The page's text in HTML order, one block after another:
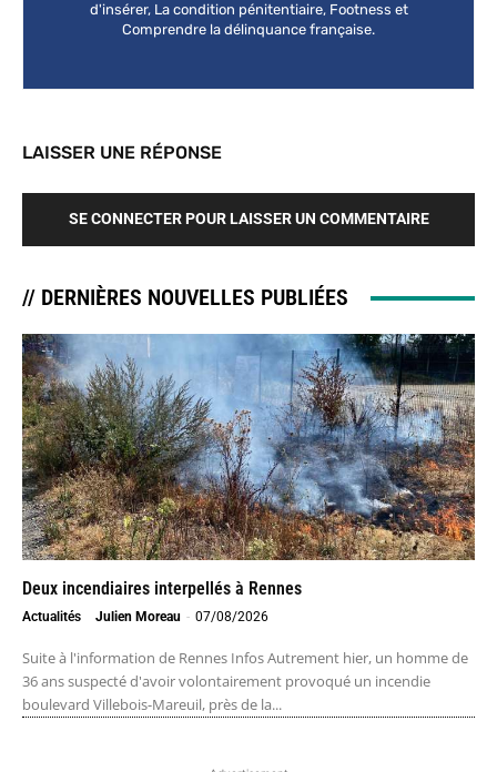
d'insérer, La condition pénitentiaire, Footness et
Comprendre la délinquance française.
LAISSER UNE RÉPONSE
SE CONNECTER POUR LAISSER UN COMMENTAIRE
// DERNIÈRES NOUVELLES PUBLIÉES
Deux incendiaires interpellés à Rennes
Actualités Julien Moreau - 07/08/2026
Suite à l'information de Rennes Infos Autrement hier, un homme de
36 ans suspecté d'avoir volontairement provoqué un incendie
boulevard Villebois-Mareuil, près de la...